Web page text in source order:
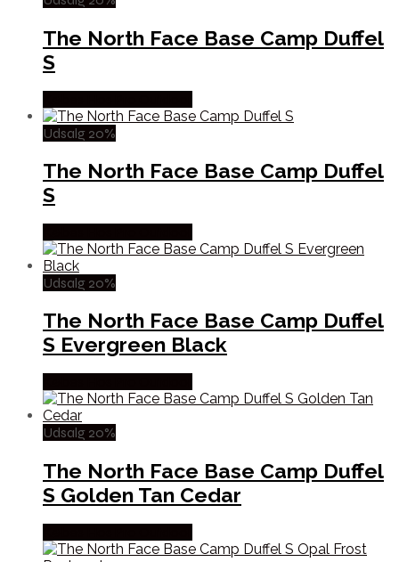
The North Face Base Camp Duffel
S
Udsalg 20%
The North Face Base Camp Duffel
S
Udsalg 20%
The North Face Base Camp Duffel
S Evergreen Black
Udsalg 20%
The North Face Base Camp Duffel
S Golden Tan Cedar